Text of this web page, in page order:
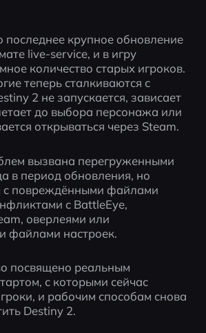
крупное обновление
live-service, и в игру
количество старых игроков.
теперь сталкиваются с
2 не запускается, зависает
до выбора персонажа или
открываться через Steam.
вызвана перегруженными
в период обновления, но
с повреждёнными файлами
с BattleEye,
оверлеями или
файлами настроек.
посвящено реальным
с которыми сейчас
и рабочим способам снова
Destiny 2.